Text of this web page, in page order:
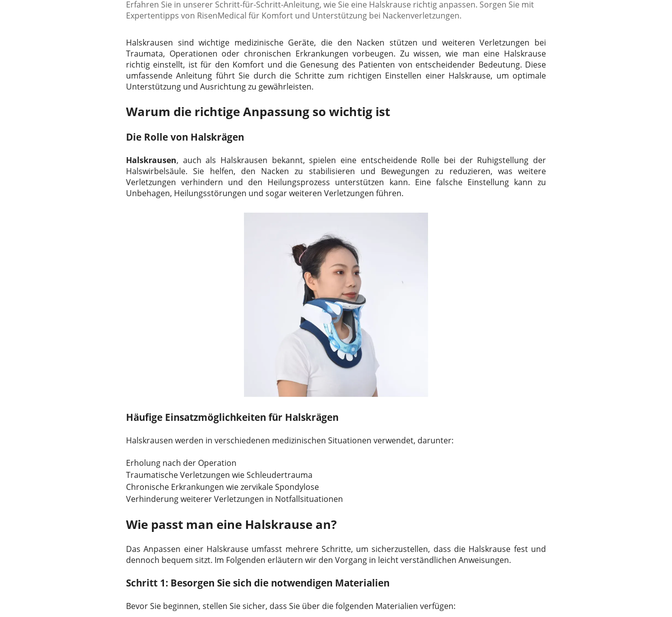
Erfahren Sie in unserer Schritt-für-Schritt-Anleitung, wie Sie eine Halskrause richtig anpassen. Sorgen Sie mit
Expertentipps von RisenMedical für Komfort und Unterstützung bei Nackenverletzungen.
Halskrausen sind wichtige medizinische Geräte, die den Nacken stützen und weiteren Verletzungen bei
Traumata, Operationen oder chronischen Erkrankungen vorbeugen. Zu wissen, wie man eine Halskrause
richtig einstellt, ist für den Komfort und die Genesung des Patienten von entscheidender Bedeutung. Diese
umfassende Anleitung führt Sie durch die Schritte zum richtigen Einstellen einer Halskrause, um optimale
Unterstützung und Ausrichtung zu gewährleisten.
Warum die richtige Anpassung so wichtig ist
Die Rolle von Halskrägen
Halskrausen, auch als Halskrausen bekannt, spielen eine entscheidende Rolle bei der Ruhigstellung der
Halswirbelsäule. Sie helfen, den Nacken zu stabilisieren und Bewegungen zu reduzieren, was weitere
Verletzungen verhindern und den Heilungsprozess unterstützen kann. Eine falsche Einstellung kann zu
Unbehagen, Heilungsstörungen und sogar weiteren Verletzungen führen.
Häufige Einsatzmöglichkeiten für Halskrägen
Halskrausen werden in verschiedenen medizinischen Situationen verwendet, darunter:
Erholung nach der Operation
Traumatische Verletzungen wie Schleudertrauma
Chronische Erkrankungen wie zervikale Spondylose
Verhinderung weiterer Verletzungen in Notfallsituationen
Wie passt man eine Halskrause an?
Das Anpassen einer Halskrause umfasst mehrere Schritte, um sicherzustellen, dass die Halskrause fest und
dennoch bequem sitzt. Im Folgenden erläutern wir den Vorgang in leicht verständlichen Anweisungen.
Schritt 1: Besorgen Sie sich die notwendigen Materialien
Bevor Sie beginnen, stellen Sie sicher, dass Sie über die folgenden Materialien verfügen: